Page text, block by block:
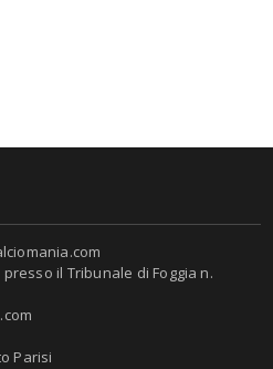
il Tribunale di Foggia n.
Parisi